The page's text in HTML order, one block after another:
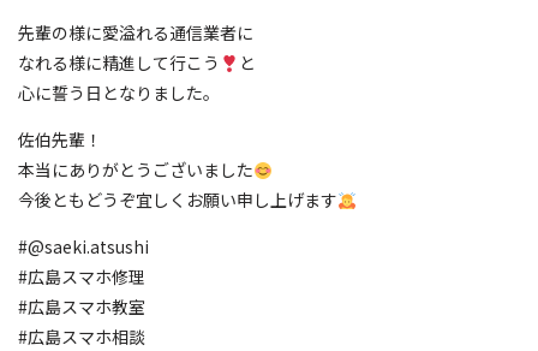
先輩の様に愛溢れる通信業者に
なれる様に精進して行こう
と
心に誓う日となりました。
佐伯先輩！
本当にありがとうございました
今後ともどうぞ宜しくお願い申し上げます
#@saeki.atsushi
#広島スマホ修理
#広島スマホ教室
#広島スマホ相談